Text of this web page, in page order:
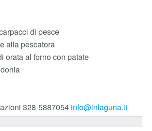
di pesce
alla pescatora
orata al forno con patate
328-5887054 info@inlaguna.it